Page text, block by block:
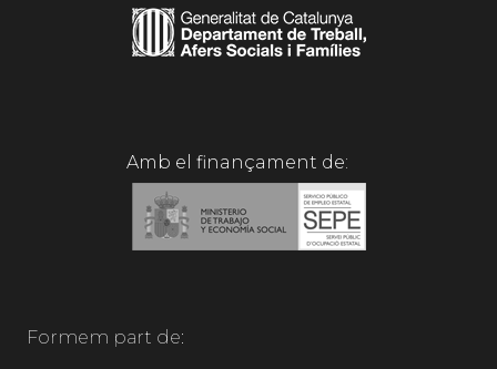
Amb el finançament de:
Formem part de: